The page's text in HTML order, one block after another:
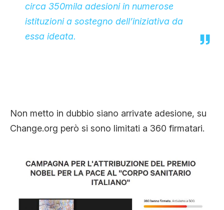
circa 350mila adesioni in numerose
istituzioni a sostegno dell’iniziativa da
essa ideata.
Non metto in dubbio siano arrivate adesione, su
Change.org però si sono limitati a 360 firmatari.